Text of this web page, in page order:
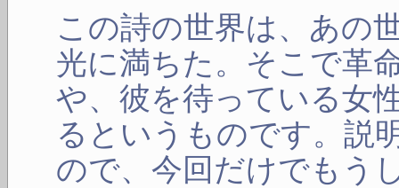
この詩の世界は、あの
光に満ちた。そこで革
や、彼を待っている女
るというものです。説
ので、今回だけでもう